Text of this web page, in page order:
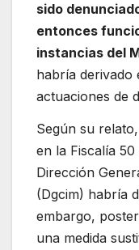
sido
entonces
instancias del
habría derivado
actuaciones de
Según su
en la Fiscalía
Dirección
(Dgcim) habría
embargo,
una medida